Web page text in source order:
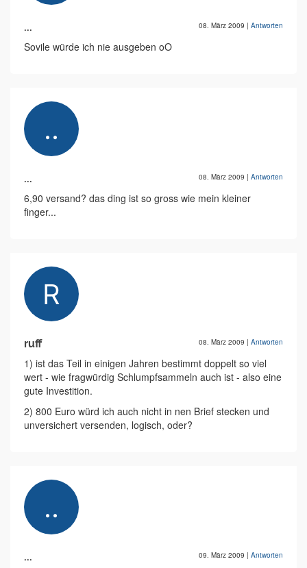
... 08. März 2009 | Antworten
Sovile würde ich nie ausgeben oO
... 08. März 2009 | Antworten
6,90 versand? das ding ist so gross wie mein kleiner
finger...
ruff 08. März 2009 | Antworten
1) ist das Teil in einigen Jahren bestimmt doppelt so viel
wert - wie fragwürdig Schlumpfsammeln auch ist - also eine
gute Investition.
2) 800 Euro würd ich auch nicht in nen Brief stecken und
unversichert versenden, logisch, oder?
... 09. März 2009 | Antworten